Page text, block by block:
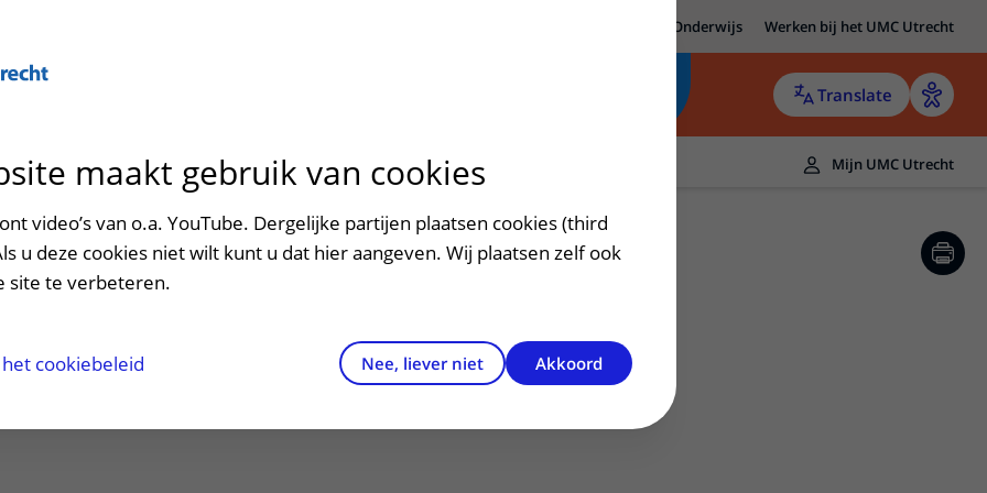
Onderwijs Werken bij het UMC Utrecht
Translate
patiëntportaal
het ziekenhuis
en voorzieningen
Contact en route
Contactgegevens
Verwijzers
Teleconsult aanvragen
Zorgverlenersportaal
Mijn UMC Utrecht
aan medisch-
maakt gebruik van cookies
video’s van o.a. YouTube. Dergelijke partijen plaatsen cookies (third
u deze cookies niet wilt kunt u dat hier aangeven. Wij plaatsen zelf ook
site te verbeteren.
cookiebeleid Nee, liever niet Akkoord